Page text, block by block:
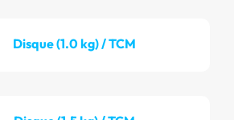
Disque (1.0 kg) / TCM